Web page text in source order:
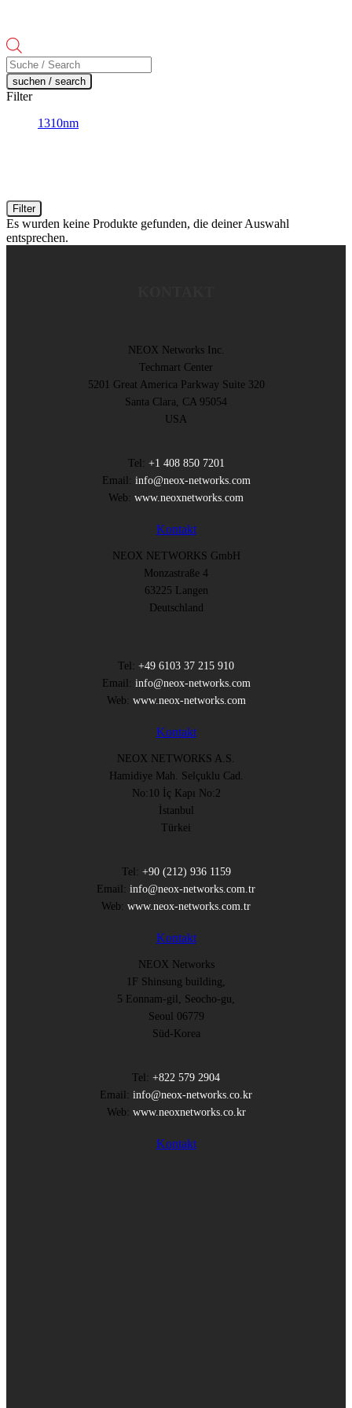
Products
search
suchen / search
Filter
1310nm
Filter
Es wurden keine Produkte gefunden, die deiner Auswahl
entsprechen.
NEOX Networks Inc.
Techmart Center
5201 Great America Parkway Suite 320
Santa Clara, CA 95054
USA
Tel: +1 408 850 7201
Email: info@neox-networks.com
Web: www.neoxnetworks.com
Kontakt
NEOX NETWORKS GmbH
Monzastraße 4
63225 Langen
Deutschland
Tel: +49 6103 37 215 910
Email: info@neox-networks.com
Web: www.neox-networks.com
Kontakt
NEOX NETWORKS A.S.
Hamidiye Mah. Selçuklu Cad.
No:10 İç Kapı No:2
İstanbul
Türkei
Tel: +90 (212) 936 1159
Email: info@neox-networks.com.tr
Web: www.neox-networks.com.tr
Kontakt
NEOX Networks
1F Shinsung building,
5 Eonnam-gil, Seocho-gu,
Seoul 06779
Süd-Korea
Tel: +822 579 2904
Email: info@neox-networks.co.kr
Web: www.neoxnetworks.co.kr
Kontakt